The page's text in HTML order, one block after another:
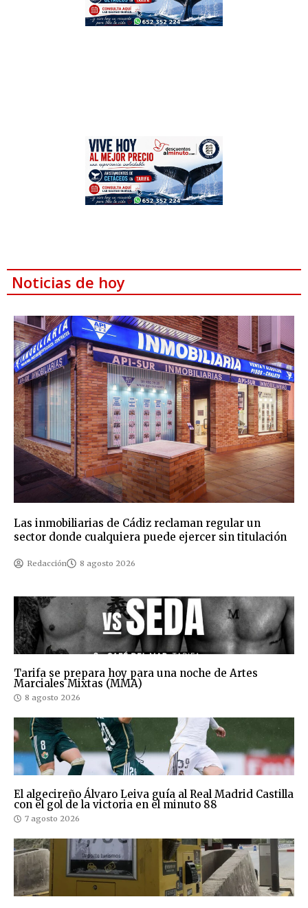
Noticias de hoy
Las inmobiliarias de Cádiz reclaman regular un
sector donde cualquiera puede ejercer sin titulación
Redacción 8 agosto 2026
Tarifa se prepara hoy para una noche de Artes
Marciales Mixtas (MMA)
8 agosto 2026
El algecireño Álvaro Leiva guía al Real Madrid Castilla
con el gol de la victoria en el minuto 88
7 agosto 2026